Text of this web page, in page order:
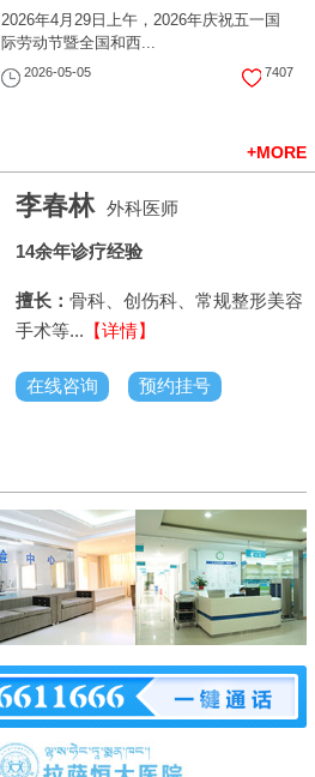
2026年4月29日上午，2026年庆祝五一国
际劳动节暨全国和西...
2026-05-05 7407
+MORE
李春林 外科医师
14余年诊疗经验
擅长： 骨科、创伤科、常规整形美容
手术等... 【详情】
在线咨询 预约挂号